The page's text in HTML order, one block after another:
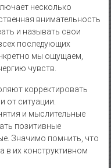
несколько
внимательность
и называть свои
последующих
мы ощущаем,
чувств.
корректировать
от ситуации.
и мыслительные
позитивные
Значимо помнить, что
в их конструктивном